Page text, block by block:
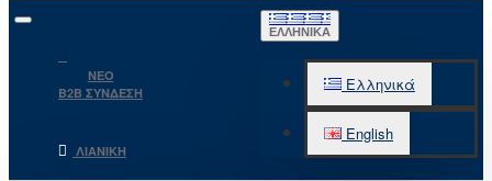
NEO
B2B ΣΥΝΔΕΣΗ
ΛΙΑΝΙΚΉ
ΕΛΛΗΝΙΚΆ
Ελληνικά
English